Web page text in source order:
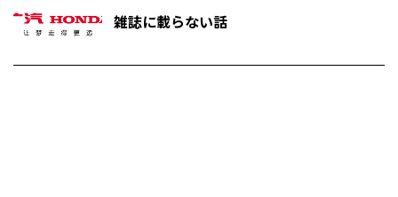
雑誌に載らない話